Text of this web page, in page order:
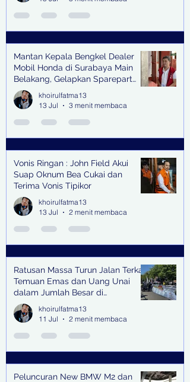
Mantan Kepala Bengkel Dealer
Mobil Honda di Surabaya Main
Belakang, Gelapkan Sparepart
Senilai Rp 1,9 Miliar
khoirulfatma13
13 Jul
3 menit membaca
Vonis Ringan : John Field Akui
Suap Oknum Bea Cukai dan
Terima Vonis Tipikor
khoirulfatma13
13 Jul
2 menit membaca
Ratusan Massa Turun Jalan Terkait
Temuan Emas dan Uang Unai
dalam Jumlah Besar di
Lingkungan Jampidsus Kejaksaan
Agung RI di Jakarta
khoirulfatma13
11 Jul
2 menit membaca
Peluncuran New BMW M2 dan